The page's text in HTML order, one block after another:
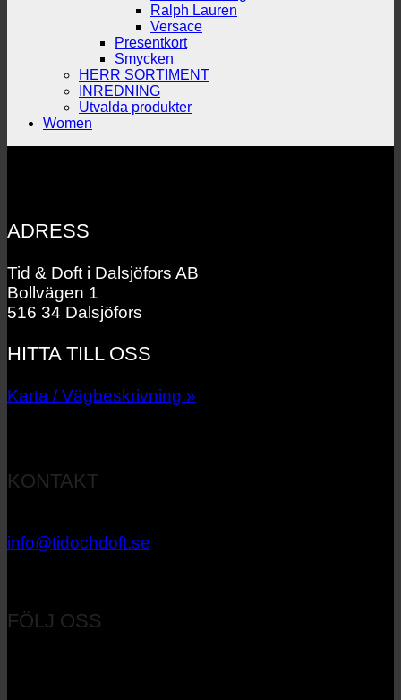
Ralph Lauren
Versace
Presentkort
Smycken
HERR SORTIMENT
INREDNING
Utvalda produkter
Women
ADRESS
Tid & Doft i Dalsjöfors AB
Bollvägen 1
516 34 Dalsjöfors
HITTA TILL OSS
Karta / Vägbeskrivning »
KONTAKT
info@tidochdoft.se
FÖLJ OSS